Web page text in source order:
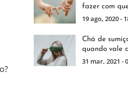
fazer com
19 ago, 2020 -
Chá de
quando vale
31 mar, 2021 -